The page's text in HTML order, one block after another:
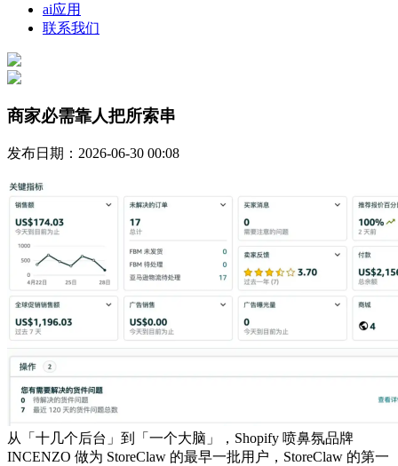
ai应用
联系我们
商家必需靠人把所索串
发布日期：2026-06-30 00:08
从「十几个后台」到「一个大脑」，Shopify 喷鼻氛品牌
INCENZO 做为 StoreClaw 的最早一批用户，StoreClaw 的第一